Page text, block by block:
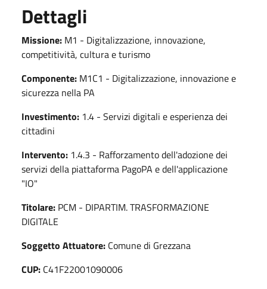
Dettagli
Missione: M1 - Digitalizzazione, innovazione,
competitività, cultura e turismo
Componente: M1C1 - Digitalizzazione, innovazione e
sicurezza nella PA
Investimento: 1.4 - Servizi digitali e esperienza dei
cittadini
Intervento: 1.4.3 - Rafforzamento dell'adozione dei
servizi della piattaforma PagoPA e dell'applicazione
"IO"
Titolare: PCM - DIPARTIM. TRASFORMAZIONE
DIGITALE
Soggetto Attuatore: Comune di Grezzana
CUP: C41F22001090006